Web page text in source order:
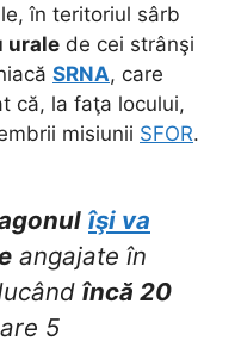
în teritoriul sârb
urale de cei strânşi
SRNA, care
că, la faţa locului,
misiunii SFOR.
îşi va
angajate în
încă 20
5